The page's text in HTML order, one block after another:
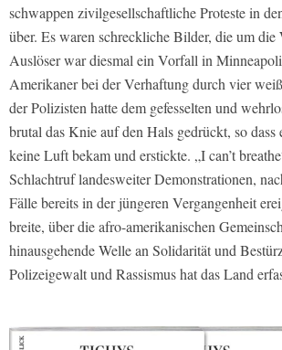
schwappen zivilgesellschaftliche Proteste in
über. Es waren schreckliche Bilder, die um die
Auslöser war diesmal ein Vorfall in
Amerikaner bei der Verhaftung durch vier
der Polizisten hatte dem gefesselten und
brutal das Knie auf den Hals gedrückt, so
keine Luft bekam und erstickte. „I can’t
Schlachtruf landesweiter Demonstrationen,
Fälle bereits in der jüngeren Vergangenheit
breite, über die afro-amerikanischen
hinausgehende Welle an Solidarität und
Polizeigewalt und Rassismus hat das Land